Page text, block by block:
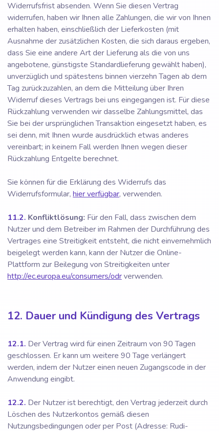
Widerrufsfrist absenden. Wenn Sie diesen Vertrag
widerrufen, haben wir Ihnen alle Zahlungen, die wir von Ihnen
erhalten haben, einschließlich der Lieferkosten (mit
Ausnahme der zusätzlichen Kosten, die sich daraus ergeben,
dass Sie eine andere Art der Lieferung als die von uns
angebotene, günstigste Standardlieferung gewählt haben),
unverzüglich und spätestens binnen vierzehn Tagen ab dem
Tag zurückzuzahlen, an dem die Mitteilung über Ihren
Widerruf dieses Vertrags bei uns eingegangen ist. Für diese
Rückzahlung verwenden wir dasselbe Zahlungsmittel, das
Sie bei der ursprünglichen Transaktion eingesetzt haben, es
sei denn, mit Ihnen wurde ausdrücklich etwas anderes
vereinbart; in keinem Fall werden Ihnen wegen dieser
Rückzahlung Entgelte berechnet.
Sie können für die Erklärung des Widerrufs das
Widerrufsformular, hier verfügbar, verwenden.
11.2. Konfliktlösung: Für den Fall, dass zwischen dem
Nutzer und dem Betreiber im Rahmen der Durchführung des
Vertrages eine Streitigkeit entsteht, die nicht einvernehmlich
beigelegt werden kann, kann der Nutzer die Online-
Plattform zur Beilegung von Streitigkeiten unter
http://ec.europa.eu/consumers/odrverwenden.
12. Dauer und Kündigung des Vertrags
12.1. Der Vertrag wird für einen Zeitraum von 90 Tagen
geschlossen. Er kann um weitere 90 Tage verlängert
werden, indem der Nutzer einen neuen Zugangscode in der
Anwendung eingibt.
12.2. Der Nutzer ist berechtigt, den Vertrag jederzeit durch
Löschen des Nutzerkontos gemäß diesen
Nutzungsbedingungen oder per Post (Adresse: Rudi-